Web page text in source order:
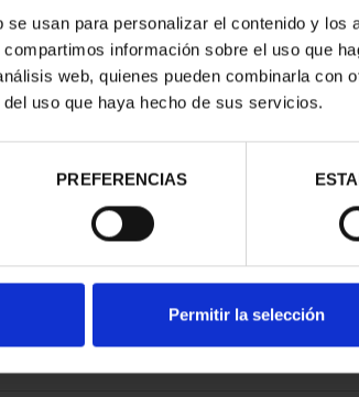
usan para personalizar el contenido y los
información sobre el uso que
web, quienes pueden combinarla con
uso que haya hecho de sus servicios.
PREFERENCIAS
Permitir la selección
II -
CIUDADES
TOLEDO